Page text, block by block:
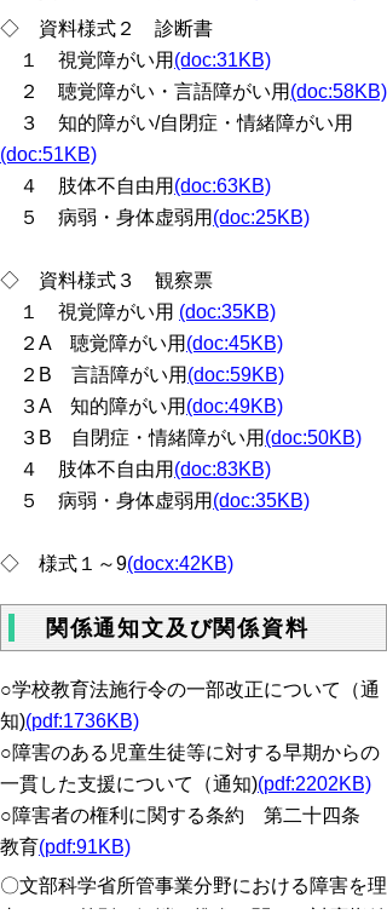
◇ 資料様式２ 診断書
１ 視覚障がい用 (doc:31KB)
２ 聴覚障がい・言語障がい用 (doc:58KB)
３ 知的障がい/自閉症・情緒障がい用
(doc:51KB)
４ 肢体不自由用 (doc:63KB)
５ 病弱・身体虚弱用 (doc:25KB)
◇ 資料様式３ 観察票
１ 視覚障がい用 (doc:35KB)
２A 聴覚障がい用 (doc:45KB)
２B 言語障がい用 (doc:59KB)
３A 知的障がい用 (doc:49KB)
３B 自閉症・情緒障がい用 (doc:50KB)
４ 肢体不自由用 (doc:83KB)
５ 病弱・身体虚弱用 (doc:35KB)
◇ 様式１～9(docx:42KB)
関係通知文及び関係資料
○学校教育法施行令の一部改正について（通
知)(pdf:1736KB)
○障害のある児童生徒等に対する早期からの
一貫した支援について（通知)(pdf:2202KB)
○障害者の権利に関する条約 第二十四条
教育(pdf:91KB)
〇文部科学省所管事業分野における障害を理